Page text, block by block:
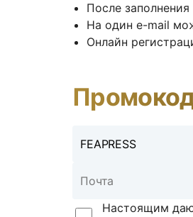
После
На один e-mail
Онлайн
Настоящим даю